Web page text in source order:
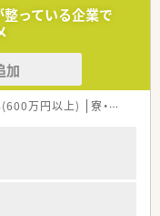
っている企業で
加
万円以上) 寮・借上社宅あり